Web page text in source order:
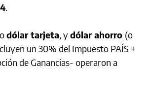
.
odólar tarjeta, ydólar ahorro (o
un 30% del Impuesto PAÍS +
de Ganancias- operaron a